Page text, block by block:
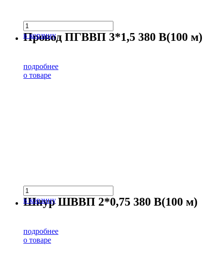
в корзину
Провод ПГВВП 3*1,5 380 В(100 м)
подробнее
о товаре
в корзину
Шнур ШВВП 2*0,75 380 В(100 м)
подробнее
о товаре